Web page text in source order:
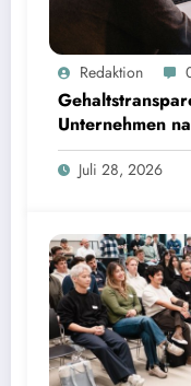
Gehaltstransparenz im
schaffenRedaktion
Unternehmen
Juli 28, 2026